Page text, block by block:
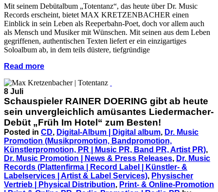
Mit seinem Debütalbum „Totentanz“, das heute über Dr. Music
Records erscheint, bietet MAX KRETZENBACHER einen
Einblick in sein Leben als Reeperbahn-Poet, doch vor allem auch
als Mensch und Musiker mit Wünschen. Mit seinen aus dem Leben
gegriffenen, authentischen Texten liefert er ein einzigartiges
Soloalbum ab, in dem teils düstere, tiefgründige
Read more
8 Juli
Schauspieler RAINER DOERING gibt ab heute
sein unvergleichlich amüsantes Liedermacher-
Debüt „Früh Im Hotel“ zum Besten!
Posted in CD, Digital-Album | Digital album, Dr. Music
Promotion (Musikpromotion, Bandpromotion,
Künstlerpromotion, PR | Music PR, Band PR, Artist PR),
Dr. Music Promotion | News & Press Releases, Dr. Music
Records (Plattenfirma | Record Label | Künstler- &
Labelservices | Artist & Label Services), Physischer
Vertrieb | Physical Distribution, Print- & Online-Promotion